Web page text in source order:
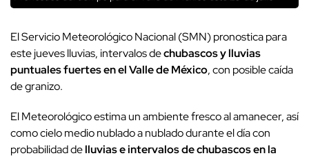
El Servicio Meteorológico Nacional (SMN) pronostica para
este jueves lluvias, intervalos dechubascos y lluvias
puntuales fuertes en el Valle de México, con posible caída
de granizo.
El Meteorológico estima un ambiente fresco al amanecer, así
como cielo medio nublado a nublado durante el día con
probabilidad delluvias e intervalos de chubascos en la